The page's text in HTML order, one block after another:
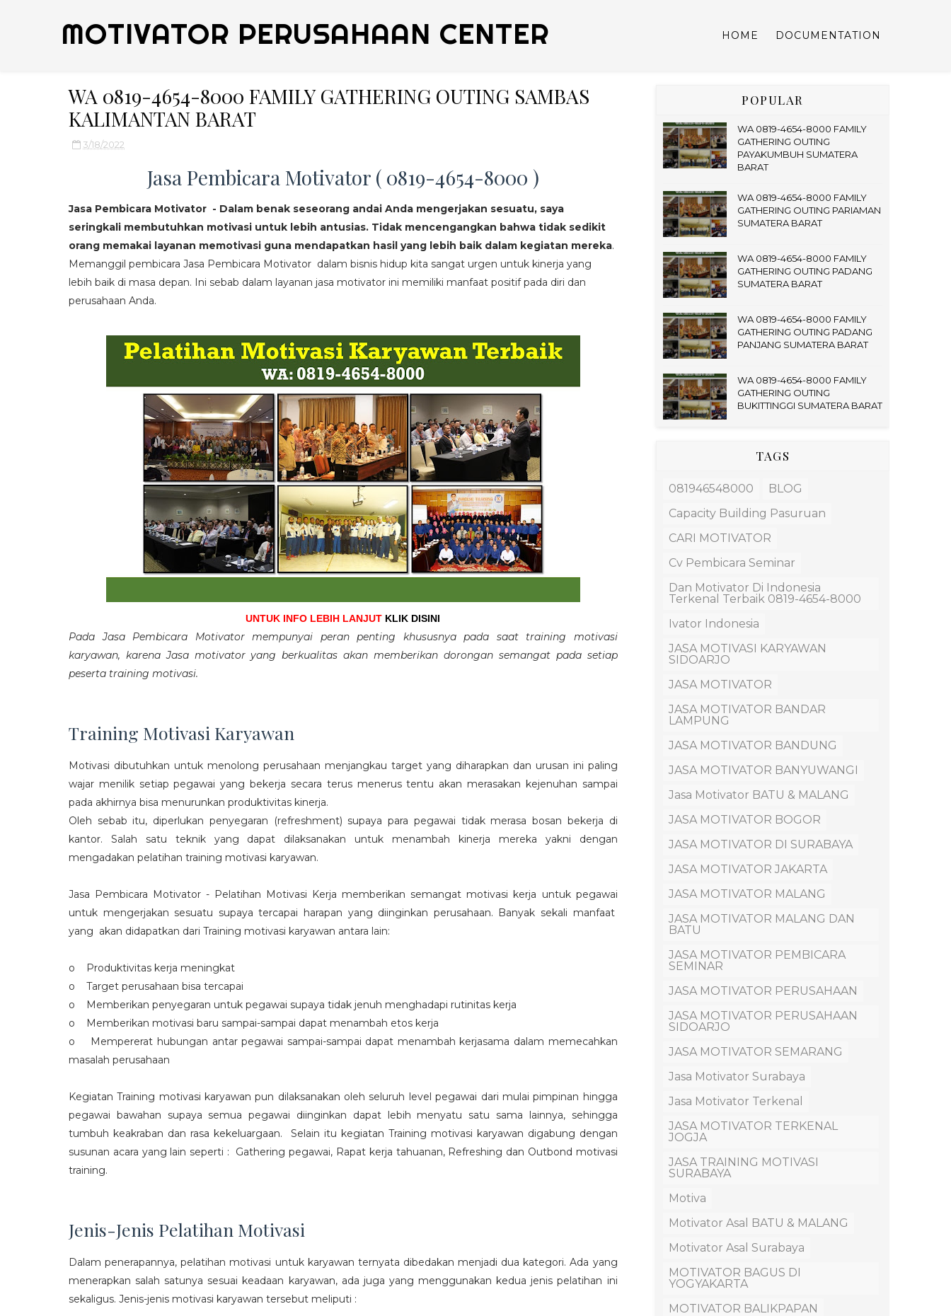
MOTIVATOR PERUSAHAAN CENTER HOME DOCUMENTATION
WA 0819-4654-8000 FAMILY GATHERING OUTING SAMBAS
KALIMANTAN BARAT
3/18/2022
Jasa Pembicara Motivator ( 0819-4654-8000 )
Jasa Pembicara Motivator - Dalam benak seseorang andai Anda mengerjakan sesuatu, saya
seringkali membutuhkan motivasi untuk lebih antusias. Tidak mencengangkan bahwa tidak sedikit
orang memakai layanan memotivasi guna mendapatkan hasil yang lebih baik dalam kegiatan mereka.
Memanggil pembicara Jasa Pembicara Motivator dalam bisnis hidup kita sangat urgen untuk kinerja yang
lebih baik di masa depan. Ini sebab dalam layanan jasa motivator ini memiliki manfaat positif pada diri dan
perusahaan Anda.
UNTUK INFO LEBIH LANJUT KLIK DISINI
Pada Jasa Pembicara Motivator mempunyai peran penting khususnya pada saat training motivasi
karyawan, karena Jasa motivator yang berkualitas akan memberikan dorongan semangat pada setiap
peserta training motivasi.
Training Motivasi Karyawan
Motivasi dibutuhkan untuk menolong perusahaan menjangkau target yang diharapkan dan urusan ini paling
wajar menilik setiap pegawai yang bekerja secara terus menerus tentu akan merasakan kejenuhan sampai
pada akhirnya bisa menurunkan produktivitas kinerja.
Oleh sebab itu, diperlukan penyegaran (refreshment) supaya para pegawai tidak merasa bosan bekerja di
kantor. Salah satu teknik yang dapat dilaksanakan untuk menambah kinerja mereka yakni dengan
mengadakan pelatihan training motivasi karyawan.
Jasa Pembicara Motivator - Pelatihan Motivasi Kerja memberikan semangat motivasi kerja untuk pegawai
untuk mengerjakan sesuatu supaya tercapai harapan yang diinginkan perusahaan. Banyak sekali manfaat
yang akan didapatkan dari Training motivasi karyawan antara lain:
o Produktivitas kerja meningkat
o Target perusahaan bisa tercapai
o Memberikan penyegaran untuk pegawai supaya tidak jenuh menghadapi rutinitas kerja
o Memberikan motivasi baru sampai-sampai dapat menambah etos kerja
o Mempererat hubungan antar pegawai sampai-sampai dapat menambah kerjasama dalam memecahkan
masalah perusahaan
Kegiatan Training motivasi karyawan pun dilaksanakan oleh seluruh level pegawai dari mulai pimpinan hingga
pegawai bawahan supaya semua pegawai diinginkan dapat lebih menyatu satu sama lainnya, sehingga
tumbuh keakraban dan rasa kekeluargaan. Selain itu kegiatan Training motivasi karyawan digabung dengan
susunan acara yang lain seperti : Gathering pegawai, Rapat kerja tahuanan, Refreshing dan Outbond motivasi
training.
Jenis-Jenis Pelatihan Motivasi
Dalam penerapannya, pelatihan motivasi untuk karyawan ternyata dibedakan menjadi dua kategori. Ada yang
menerapkan salah satunya sesuai keadaan karyawan, ada juga yang menggunakan kedua jenis pelatihan ini
sekaligus. Jenis-jenis motivasi karyawan tersebut meliputi :
POPULAR
WA 0819-4654-8000 FAMILY
GATHERING OUTING
PAYAKUMBUH SUMATERA
BARAT
WA 0819-4654-8000 FAMILY
GATHERING OUTING PARIAMAN
SUMATERA BARAT
WA 0819-4654-8000 FAMILY
GATHERING OUTING PADANG
SUMATERA BARAT
WA 0819-4654-8000 FAMILY
GATHERING OUTING PADANG
PANJANG SUMATERA BARAT
WA 0819-4654-8000 FAMILY
GATHERING OUTING
BUKITTINGGI SUMATERA BARAT
TAGS
081946548000
BLOG
Capacity Building Pasuruan
CARI MOTIVATOR
Cv Pembicara Seminar
Dan Motivator Di Indonesia
Terkenal Terbaik 0819-4654-8000
Ivator Indonesia
JASA MOTIVASI KARYAWAN
SIDOARJO
JASA MOTIVATOR
JASA MOTIVATOR BANDAR
LAMPUNG
JASA MOTIVATOR BANDUNG
JASA MOTIVATOR BANYUWANGI
Jasa Motivator BATU & MALANG
JASA MOTIVATOR BOGOR
JASA MOTIVATOR DI SURABAYA
JASA MOTIVATOR JAKARTA
JASA MOTIVATOR MALANG
JASA MOTIVATOR MALANG DAN
BATU
JASA MOTIVATOR PEMBICARA
SEMINAR
JASA MOTIVATOR PERUSAHAAN
JASA MOTIVATOR PERUSAHAAN
SIDOARJO
JASA MOTIVATOR SEMARANG
Jasa Motivator Surabaya
Jasa Motivator Terkenal
JASA MOTIVATOR TERKENAL
JOGJA
JASA TRAINING MOTIVASI
SURABAYA
Motiva
Motivator Asal BATU & MALANG
Motivator Asal Surabaya
MOTIVATOR BAGUS DI
YOGYAKARTA
MOTIVATOR BALIKPAPAN